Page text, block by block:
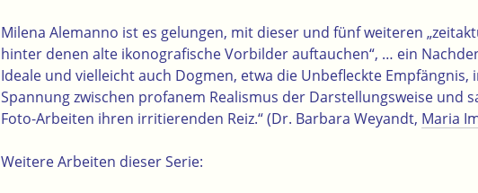
Milena Alemanno ist es gelungen, mit dieser und fünf weiteren
hinter denen alte ikonografische Vorbilder auftauchen“, … ein
Ideale und vielleicht auch Dogmen, etwa die Unbefleckte Empfängnis,
Spannung zwischen profanem Realismus der Darstellungsweise und
Foto-Arbeiten ihren irritierenden Reiz.“ (Dr. Barbara Weyandt, Maria
Weitere Arbeiten dieser Serie: